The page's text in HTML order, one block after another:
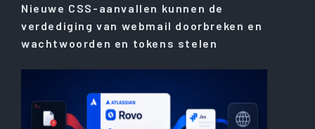
Nieuwe CSS-aanvallen kunnen de
verdediging van webmail doorbreken en
wachtwoorden en tokens stelen